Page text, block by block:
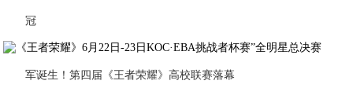
冠
军诞生！第四届《王者荣耀》高校联赛落幕